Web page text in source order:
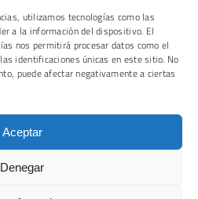
utilizamos tecnologías como las
a la información del dispositivo. El
nos permitirá procesar datos como el
identificaciones únicas en este sitio. No
puede afectar negativamente a ciertas
Aceptar
Denegar